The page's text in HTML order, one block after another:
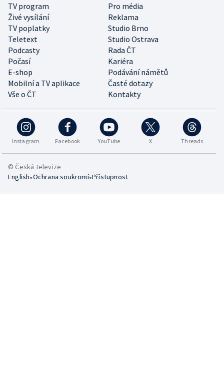
TV program
Pro média
Živé vysílání
Reklama
TV poplatky
Studio Brno
Teletext
Studio Ostrava
Podcasty
Rada ČT
Počasí
Kariéra
E-shop
Podávání námětů
Mobilní a TV aplikace
Časté dotazy
Vše o ČT
Kontakty
Instagram Facebook YouTube X Threads
© Česká televize
English•Ochrana soukromí•Přístupnost